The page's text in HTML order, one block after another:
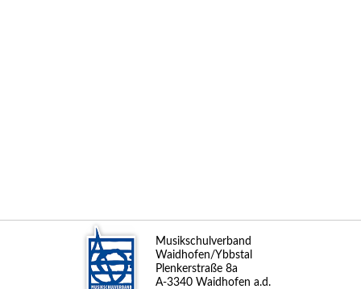
Musikschulverband
Waidhofen/Ybbstal
Plenkerstraße 8a
A-3340 Waidhofen a.d.